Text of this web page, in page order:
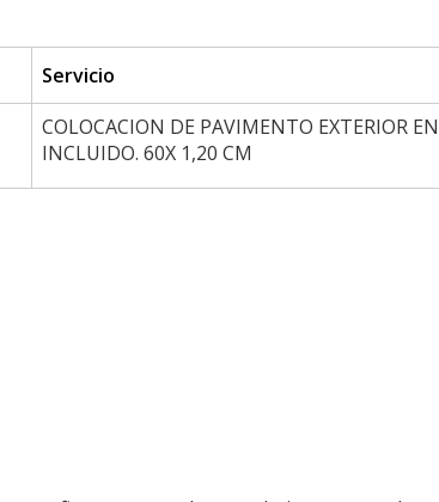
Servicio
COLOCACION DE PAVIMENTO EXTERIOR
INCLUIDO. 60X 1,20 CM